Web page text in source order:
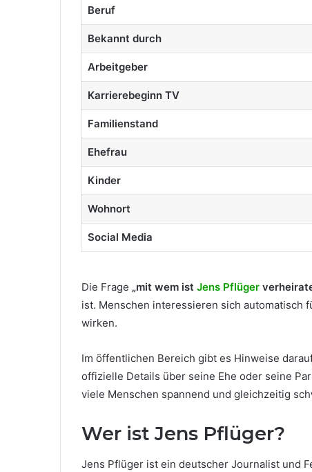
Beruf
Bekannt durch
Arbeitgeber
Karrierebeginn TV
Familienstand
Ehefrau
Kinder
Wohnort
Social Media
Die Frage „mit wem ist Jens Pflüger
ist. Menschen interessieren sich automatisch
wirken.
Im öffentlichen Bereich gibt es Hinweise
offizielle Details über seine Ehe oder seine
viele Menschen spannend und gleichzeitig
Wer ist Jens Pflüger?
Jens Pflüger ist ein deutscher Journalist und